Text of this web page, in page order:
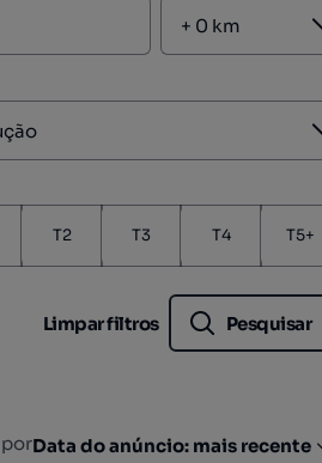
T2 T3 T4 T5+
Limpar filtros Pesquisar
Data do anúncio: mais recente